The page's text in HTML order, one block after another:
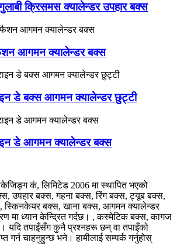
क्रिसमस क्यालेन्डर उपहार बक्स
आगमन क्यालेन्डर बक्स
डे बक्स आगमन क्यालेन्डर छुट्टी
डे आगमन क्यालेन्डर बक्स
कं, लिमिटेड 2006 मा स्थापित भएको
उपहार बक्स, गहना बक्स, रिंग बक्स, ट्यूब बक्स,
स्किनकेयर बक्स, खाना बक्स, आगमन क्यालेन्डर
मा ध्यान केन्द्रित गर्दछ। , कस्मेटिक बक्स, कागज
यदि तपाइँसँग कुनै प्रश्नहरू छन् वा तपाइँको
गर्न चाहनुहुन्छ भने। हामीलाई सम्पर्क गर्नुहोस्